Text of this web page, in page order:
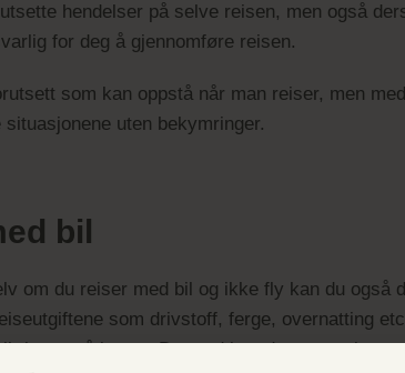
hendelser på selve reisen, men også
for deg å gjennomføre reisen.
som kan oppstå når man reiser, men
situasjonene uten bekymringer.
bil
om du reiser med bil og ikke fly kan du
som drivstoff, ferge, overnatting
på kortet. Dermed kan du trygt velge